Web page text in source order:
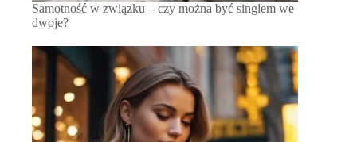
Samotność w związku – czy można być singlem we
dwoje?